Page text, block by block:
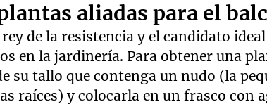
aliadas para el
rey de la resistencia y el candidato
en la jardinería. Para obtener una
su tallo que contenga un nudo (la
raíces) y colocarla en un frasco con